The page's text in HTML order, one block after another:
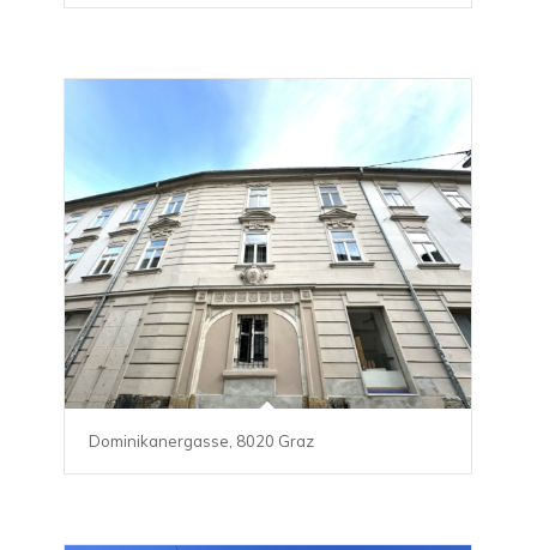
Dominikanergasse, 8020 Graz